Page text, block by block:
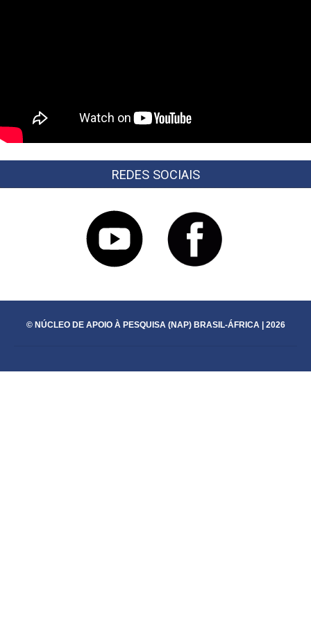
REDES SOCIAIS
© NÚCLEO DE APOIO À PESQUISA (NAP) BRASIL-ÁFRICA | 2026